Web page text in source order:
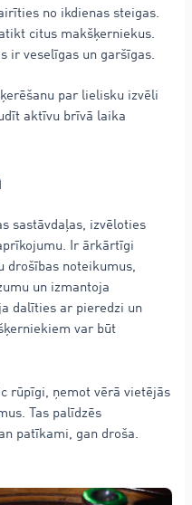
no ikdienas steigas.
citus makšķerniekus.
ir veselīgas un garšīgas.
par lielisku izvēli
aktīvu brīvā laika
sastāvdaļas, izvēloties
Ir ārkārtīgi
drošības noteikumus,
un izmantoja
dalīties ar pieredzi un
var būt
rūpīgi, ņemot vērā vietējās
Tas palīdzēs
patīkami, gan droša.